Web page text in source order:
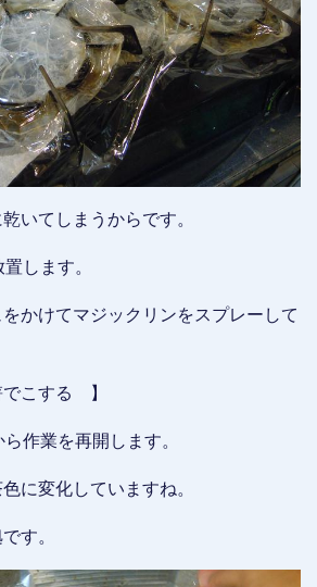
いてしまうからです。
します。
かけてマジックリンをスプレーして
こする 】
作業を再開します。
に変化していますね。
す。